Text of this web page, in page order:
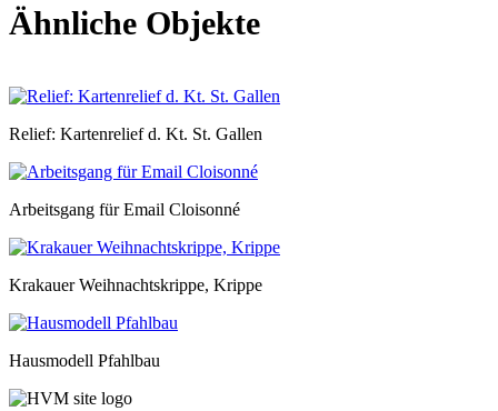
Ähnliche Objekte
Relief: Kartenrelief d. Kt. St. Gallen
Arbeitsgang für Email Cloisonné
Krakauer Weihnachtskrippe, Krippe
Hausmodell Pfahlbau